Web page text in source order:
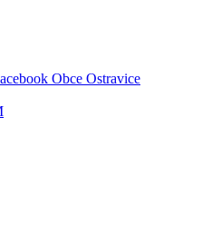
Obce Ostravice